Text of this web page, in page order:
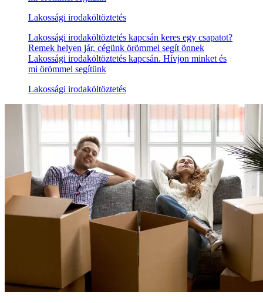
Lakossági irodaköltöztetés
Lakossági irodaköltöztetés kapcsán keres egy csapatot?
Remek helyen jár, cégünk örömmel segít önnek
Lakossági irodaköltöztetés kapcsán. Hívjon minket és
mi örömmel segítünk
Lakossági irodaköltöztetés